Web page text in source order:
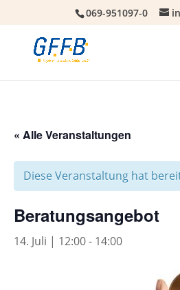
069-951097-0
« Alle Veranstaltungen
Diese Veranstaltung hat
Beratungsangebot
14. Juli | 12:00- 14:00